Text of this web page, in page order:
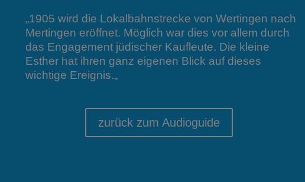
„1905 wird die Lokalbahnstrecke von Wertingen nach
Mertingen eröffnet. Möglich war dies vor allem durch
das Engagement jüdischer Kaufleute. Die kleine
Esther hat ihren ganz eigenen Blick auf dieses
wichtige Ereignis.„
zurück zum Audioguide